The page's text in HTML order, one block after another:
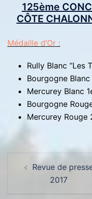
125ème
CÔTE
Médaille d’Or :
Rully Blanc “Les
Bourgogne Blanc
Mercurey Blanc
Bourgogne
Mercurey Rouge
Navigation
d’article
Revue de
2017